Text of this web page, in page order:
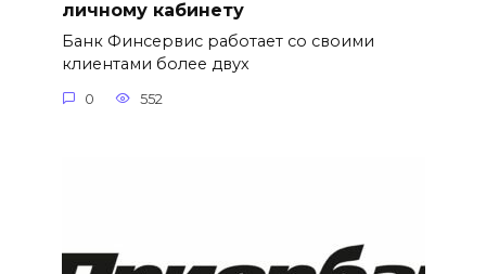
личному кабинету
Банк Финсервис работает со своими
клиентами более двух
0 552